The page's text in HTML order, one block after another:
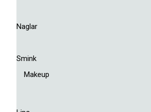
Naglar
Smink
Makeup